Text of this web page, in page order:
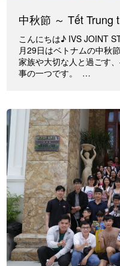
中秋節 ～ Tết Trung
こんにちは♪ IVS JOINT
月29日はベトナムの中秋
家族や大切な人と過ごす
事の一つです。 …